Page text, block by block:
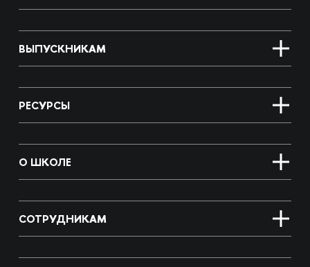
ВЫПУСКНИКАМ
РЕСУРСЫ
О ШКОЛЕ
СОТРУДНИКАМ